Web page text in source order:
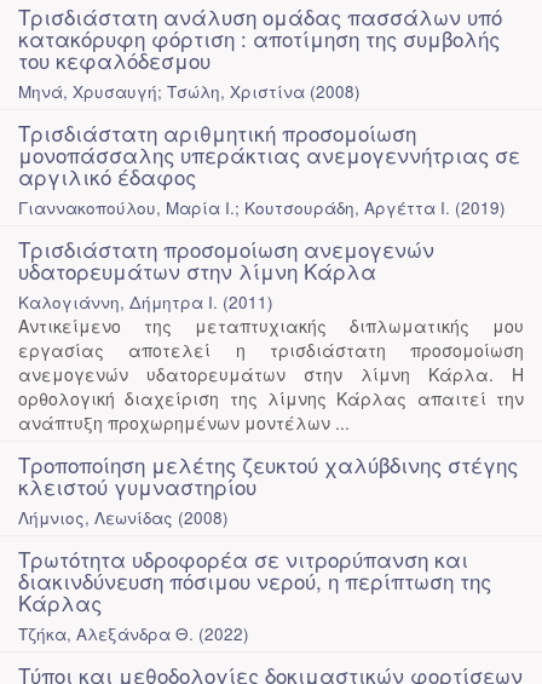
Τρισδιάστατη ανάλυση ομάδας πασσάλων υπό
κατακόρυφη φόρτιση : αποτίμηση της συμβολής
του κεφαλόδεσμου
Μηνά, Χρυσαυγή; Τσώλη, Χριστίνα (2008)
Τρισδιάστατη αριθμητική προσομοίωση
μονοπάσσαλης υπεράκτιας ανεμογεννήτριας σε
αργιλικό έδαφος
Γιαννακοπούλου, Μαρία Ι.; Κουτσουράδη, Αργέττα Ι. (2019)
Τρισδιάστατη προσομοίωση ανεμογενών
υδατορευμάτων στην λίμνη Κάρλα
Καλογιάννη, Δήμητρα Ι. (2011)
Αντικείμενο της μεταπτυχιακής διπλωματικής μου
εργασίας αποτελεί η τρισδιάστατη προσομοίωση
ανεμογενών υδατορευμάτων στην λίμνη Κάρλα. Η
ορθολογική διαχείριση της λίμνης Κάρλας απαιτεί την
ανάπτυξη προχωρημένων μοντέλων ...
Τροποποίηση μελέτης ζευκτού χαλύβδινης στέγης
κλειστού γυμναστηρίου
Λήμνιος, Λεωνίδας (2008)
Τρωτότητα υδροφορέα σε νιτρορύπανση και
διακινδύνευση πόσιμου νερού, η περίπτωση της
Κάρλας
Τζήκα, Αλεξάνδρα Θ. (2022)
Τύποι και μεθοδολογίες δοκιμαστικών φορτίσεων